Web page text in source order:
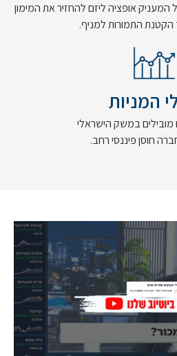
אופציה ליזם להחזיר את המימון
התמורות למניף.
המניות
מובילים במשק הישראלי
חוסן פיננסי רחב.